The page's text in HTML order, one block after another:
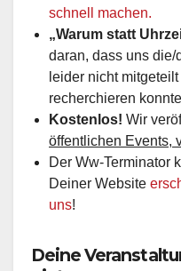
schnell machen.
„Warum statt
daran, dass uns die/
leider nicht
recherchieren
Kostenlos! Wir
öffentlichen Events,
Der Ww-Terminator
Deiner Website
uns!
Deine